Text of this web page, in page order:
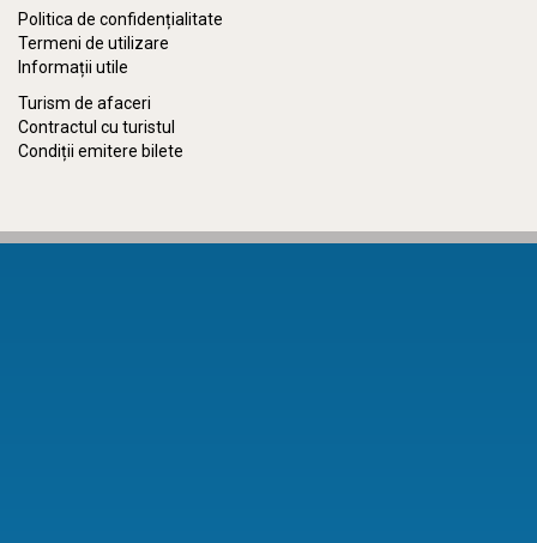
Politica de confidențialitate
Termeni de utilizare
Informații utile
Turism de afaceri
Contractul cu turistul
Condiții emitere bilete